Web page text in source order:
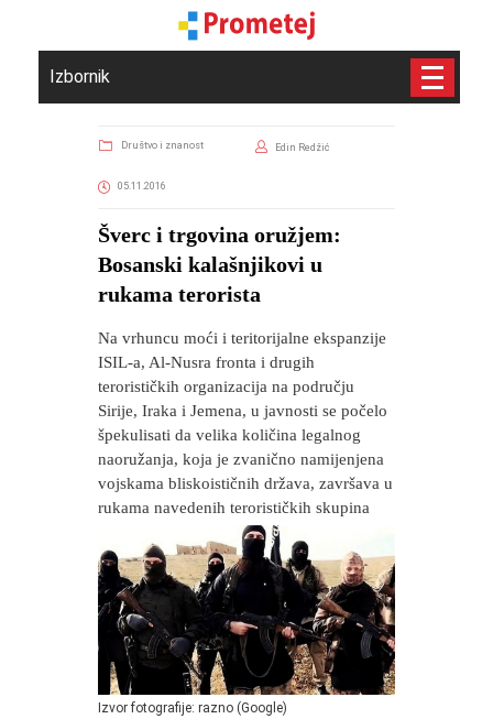
Izbornik
Društvo i znanost Edin Redžić
05.11.2016
Šverc i trgovina oružjem:
Bosanski kalašnjikovi u
rukama terorista
Na vrhuncu moći i teritorijalne ekspanzije
ISIL-a, Al-Nusra fronta i drugih
terorističkih organizacija na području
Sirije, Iraka i Jemena, u javnosti se počelo
špekulisati da velika količina legalnog
naoružanja, koja je zvanično namijenjena
vojskama bliskoističnih država, završava u
rukama navedenih terorističkih skupina
Izvor fotografije: razno (Google)